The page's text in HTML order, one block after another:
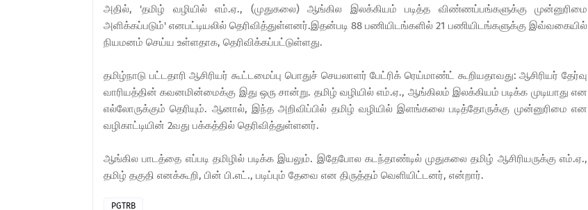
அதில், 'தமிழ் வழியில் எம்.ஏ., (முதுகலை) ஆங்கில இலக்கியம் படித்த விண்ணப்பங்களுக்கு முன்னுரிமை
அளிக்கப்படும்' எனபட்டியலில் தெரிவித்துள்ளனர்.இதன்படி 88 பணியிடங்களில் 21 பணியிடங்களுக்கு இவ்வகையில்
நியமனம் செய்ய உள்ளதாக, தெரிவிக்கப்பட்டுள்ளது.
தமிழ்நாடு பட்டதாரி ஆசிரியர் கூட்டமைப்பு பொதுச் செயலாளர் பேட்ரிக் ரெய்மாண்ட் கூறியதாவது: ஆசிரியர் தேர்வு
வாரியத்தின் கவனமின்மைக்கு இது ஒரு சான்று. தமிழ் வழியில் எம்.ஏ., ஆங்கிலம் இலக்கியம் படிக்க முடியாது என
எல்லோருக்கும் தெரியும். ஆனால், இந்த அறிவிப்பில் தமிழ் வழியில் இளங்கலை படித்தோருக்கு முன்னுரிமை என
வழிகாட்டியின் 2வது பக்கத்தில் தெரிவித்துள்ளனர்.
ஆங்கில பாடத்தை எப்படி தமிழில் படிக்க இயலும். இதேபோல கடந்தாண்டில் முதுகலை தமிழ் ஆசிரியருக்கு எம்.ஏ.,
தமிழ் தகுதி எனக்கூறி, பின் பி.எட்., படிப்பும் தேவை என திருத்தம் வெளியிட்டனர், என்றார்.
PGTRB